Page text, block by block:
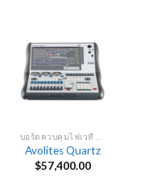
Avolites Quartz
$57,400.00